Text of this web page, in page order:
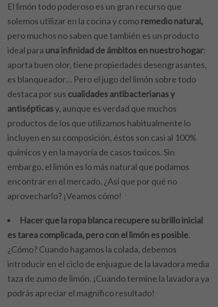
El limón todo poderoso es un gran recurso que
solemos utilizar en la cocina y comoremedio natural,
pero muchos no saben que también es un producto
ideal para una infinidad de ámbitos en nuestro hogar:
aporta buen olor, tiene propiedades desengrasantes,
es blanqueador… Pero el jugo del limón sobre todo
destaca por sus cualidades antibacterianas y
antisépticasy, aunque es verdad que muchos
productos de los que utilizamos habitualmente lo
incluyen en su composición, éstos son casi al 100%
químicos y en la mayoría de casos toxicos. Sin
embargo, el limón es lo más natural que podamos
encontrar en el mercado. ¿Así que por qué no
aprovecharlo? ¡Veamos cómo!
Hacer que la ropa blanca recupere su brillo inicial
es tarea complicada, pero con el limón es posible.
¿Cómo? Cuando hagamos la colada, debemos
introducir en el ciclo de enjuague de la lavadora media
taza de zumo de limón. ¡Cuando termine la lavadora ya
podrás apreciar el magnífico resultado!